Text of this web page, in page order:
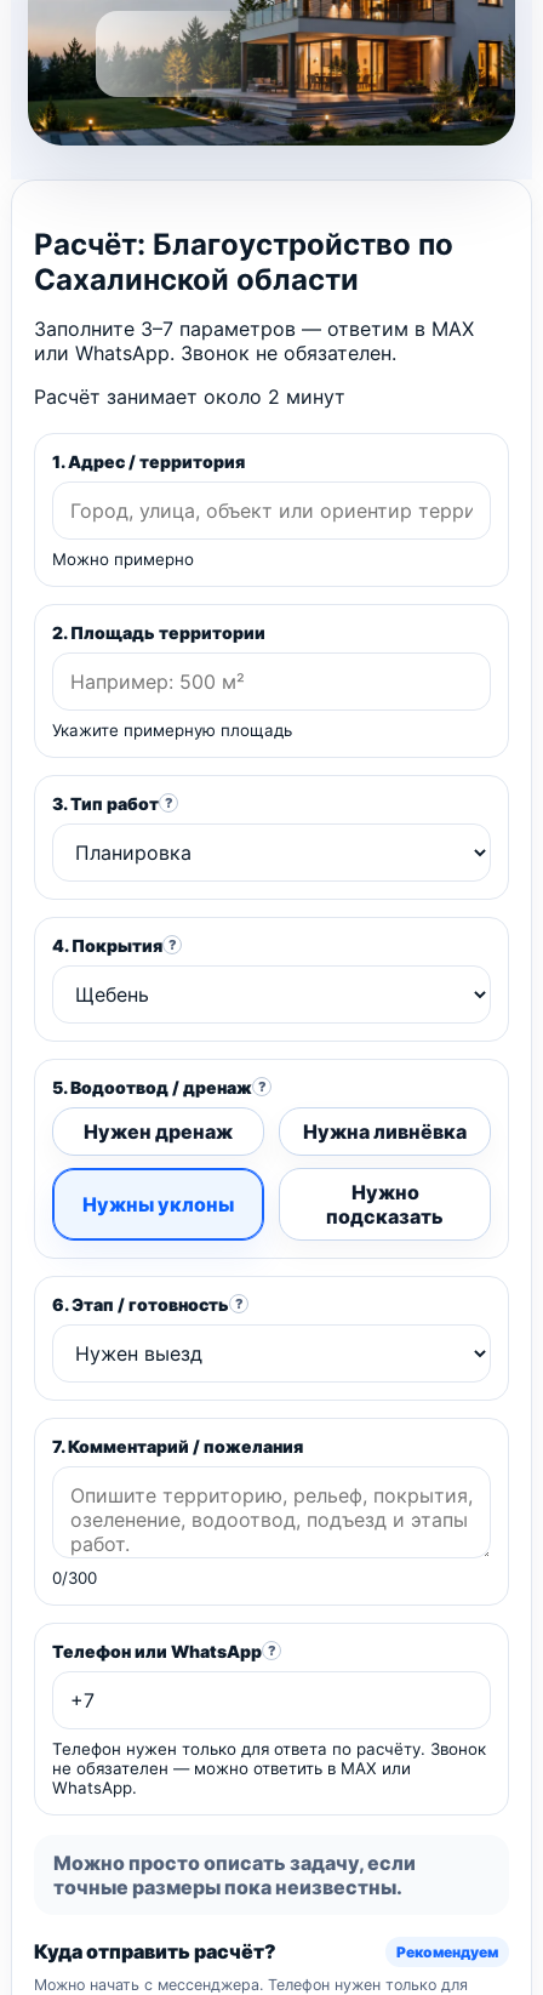
Расчёт: Благоустройство по
Сахалинской области
Заполните 3–7 параметров — ответим в MAX
или WhatsApp. Звонок не обязателен.
Расчёт занимает около 2 минут
1. Адрес / территория
Можно примерно
2. Площадь территории
Укажите примерную площадь
3. Тип работ ?
4. Покрытия ?
5. Водоотвод / дренаж ?
Нужен дренаж Нужна ливнёвка
Нужны уклоны
Нужно
подсказать
6. Этап / готовность ?
7. Комментарий / пожелания
0/300
Телефон или WhatsApp ?
Телефон нужен только для ответа по расчёту. Звонок
не обязателен — можно ответить в MAX или
WhatsApp.
Можно просто описать задачу, если
точные размеры пока неизвестны.
Куда отправить расчёт?
Рекомендуем
Можно начать с мессенджера. Телефон нужен только для